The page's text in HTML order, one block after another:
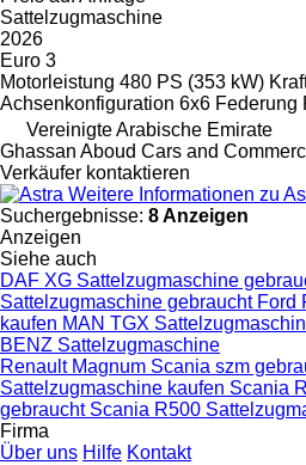
Sattelzugmaschine
2026
Euro 3
Motorleistung 480 PS (353 kW)
Achsenkonfiguration 6x6 Federung
Vereinigte Arabische Emirate
Ghassan Aboud Cars and
Verkäufer kontaktieren
Weitere Informationen zu
Suchergebnisse: 8 Anzeigen
Anzeigen
Siehe auch
DAF XG Sattelzugmaschine
Sattelzugmaschine gebraucht Ford
kaufen MAN TGX
BENZ Sattelzugmaschine
Renault Magnum Scania szm
Sattelzugmaschine kaufen Scania
gebraucht Scania R500
Firma
Über uns Hilfe Kontakt